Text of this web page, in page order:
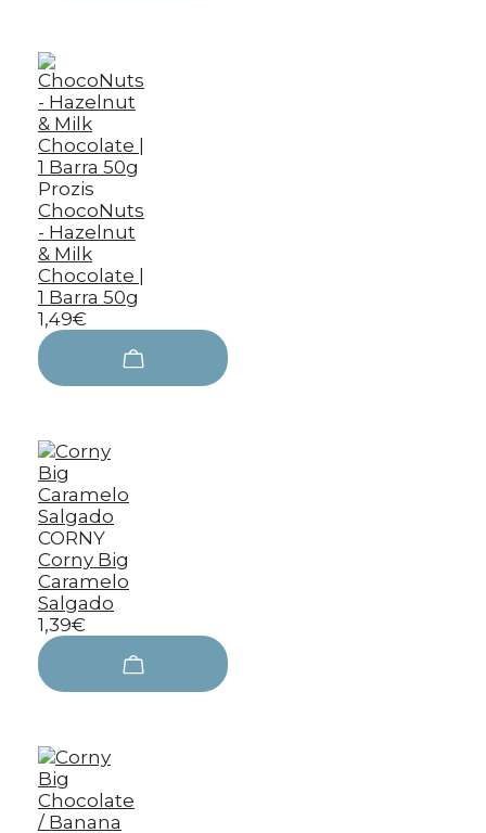
Prozis
ChocoNuts
- Hazelnut
& Milk
Chocolate |
1 Barra 50g
1,49€
CORNY
Corny Big
Caramelo
Salgado
1,39€